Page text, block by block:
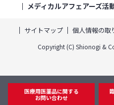
メディカルアフェアーズ活
サイトマップ 個人情報の取
Copyright (C) Shionogi &
医療用医薬品に関する
お問い合わせ